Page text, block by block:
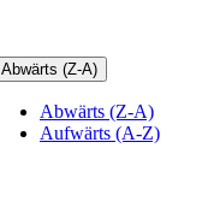
Abwärts (Z-A)
Abwärts (Z-A)
Aufwärts (A-Z)